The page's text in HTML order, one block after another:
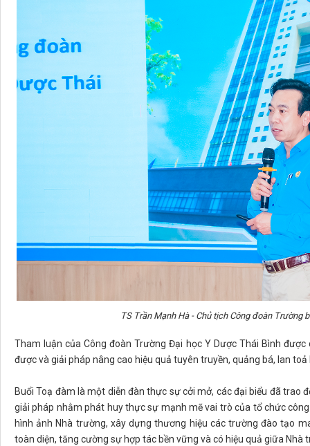
TS Trần Mạnh Hà - Chủ tịch Công đoàn Trường
Tham luận của Công đoàn Trường Đại học Y Dược Thái Bình
được và giải pháp nâng cao hiệu quả tuyên truyền, quảng bá, lan
Buổi Toạ đàm là một diễn đàn thực sự cởi mở, các đại biểu đã
giải pháp nhằm phát huy thực sự mạnh mẽ vai trò của tổ chức
hình ảnh Nhà trường, xây dựng thương hiệu các trường đào tạo
toàn diện, tăng cường sự hợp tác bền vững và có hiệu quả giữa Nhà